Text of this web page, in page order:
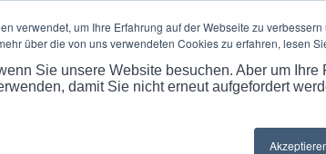
verwendet, um Ihre Erfahrung auf der Webseite zu
über die von uns verwendeten Cookies zu erfahren, lesen
Sie unsere Website besuchen. Aber um Ihre
damit Sie nicht erneut aufgefordert
MARKET ANWENDUNGEN